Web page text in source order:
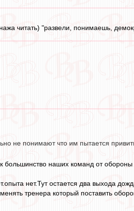
читать) "развели, понимаешь,
не понимают что им пытается
большинство наших команд от обороны
нет.Тут остается два выхода
тренера который поставить